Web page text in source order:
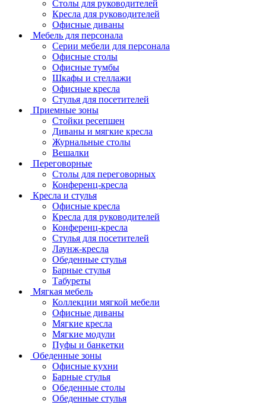
Столы для руководителей
Кресла для руководителей
Офисные диваны
Мебель для персонала
Серии мебели для персонала
Офисные столы
Офисные тумбы
Шкафы и стеллажи
Офисные кресла
Стулья для посетителей
Приемные зоны
Стойки ресепшен
Диваны и мягкие кресла
Журнальные столы
Вешалки
Переговорные
Столы для переговорных
Конференц-кресла
Кресла и стулья
Офисные кресла
Кресла для руководителей
Конференц-кресла
Стулья для посетителей
Лаунж-кресла
Обеденные стулья
Барные стулья
Табуреты
Мягкая мебель
Коллекции мягкой мебели
Офисные диваны
Мягкие кресла
Мягкие модули
Пуфы и банкетки
Обеденные зоны
Офисные кухни
Барные стулья
Обеденные столы
Обеденные стулья